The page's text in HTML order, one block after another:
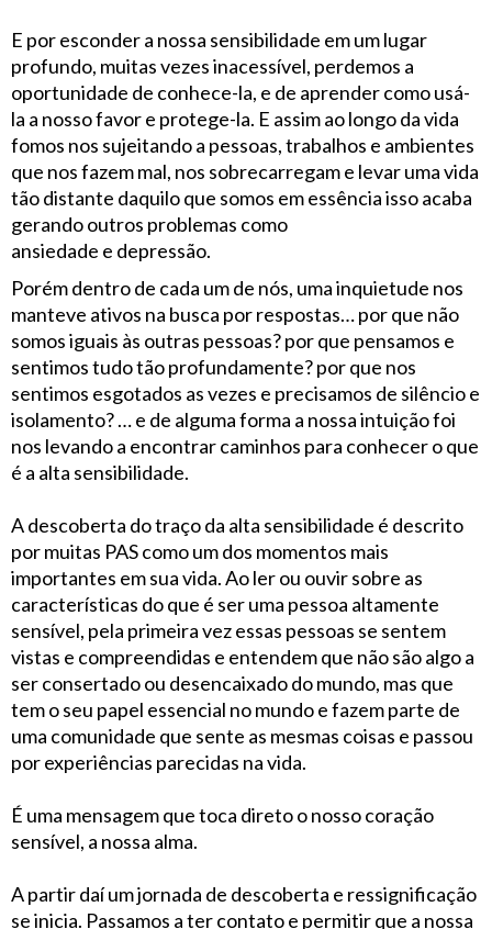
E por esconder a nossa sensibilidade em um lugar
profundo, muitas vezes inacessível, perdemos a
oportunidade de conhece-la, e de aprender como usá-
la a nosso favor e protege-la. E assim ao longo da vida
fomos nos sujeitando a pessoas, trabalhos e ambientes
que nos fazem mal, nos sobrecarregam e levar uma vida
tão distante daquilo que somos em essência isso acaba
gerando outros problemas como
ansiedade e depressão.
Porém dentro de cada um de nós, uma inquietude nos
manteve ativos na busca por respostas… por que não
somos iguais às outras pessoas? por que pensamos e
sentimos tudo tão profundamente? por que nos
sentimos esgotados as vezes e precisamos de silêncio e
isolamento? … e de alguma forma a nossa intuição foi
nos levando a encontrar caminhos para conhecer o que
é a alta sensibilidade.
A descoberta do traço da alta sensibilidade é descrito
por muitas PAS como um dos momentos mais
importantes em sua vida. Ao ler ou ouvir sobre as
características do que é ser uma pessoa altamente
sensível, pela primeira vez essas pessoas se sentem
vistas e compreendidas e entendem que não são algo a
ser consertado ou desencaixado do mundo, mas que
tem o seu papel essencial no mundo e fazem parte de
uma comunidade que sente as mesmas coisas e passou
por experiências parecidas na vida.
É uma mensagem que toca direto o nosso coração
sensível, a nossa alma.
A partir daí um jornada de descoberta e ressignificação
se inicia. Passamos a ter contato e permitir que a nossa